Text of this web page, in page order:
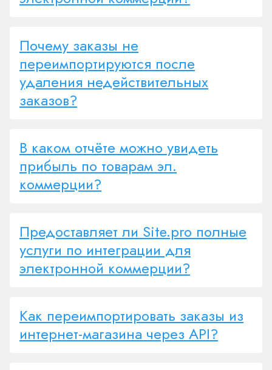
Почему заказы не
переимпортируются после
удаления недействительных
заказов?
В каком отчёте можно увидеть
прибыль по товарам эл.
коммерции?
Предоставляет ли Site.pro полные
услуги по интеграции для
электронной коммерции?
Как переимпортировать заказы из
интернет-магазина через API?